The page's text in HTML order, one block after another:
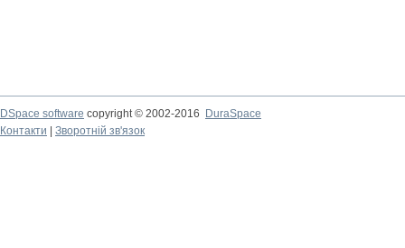
DSpace software copyright © 2002-2016
DuraSpace
Контакти
Зворотній зв'язок